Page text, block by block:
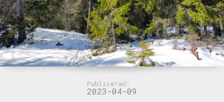
Publicerad:
2023-04-09